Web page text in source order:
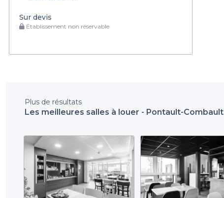
Sur devis
Établissement non réservable
Plus de résultats
Les meilleures salles à louer - Pontault-Combault